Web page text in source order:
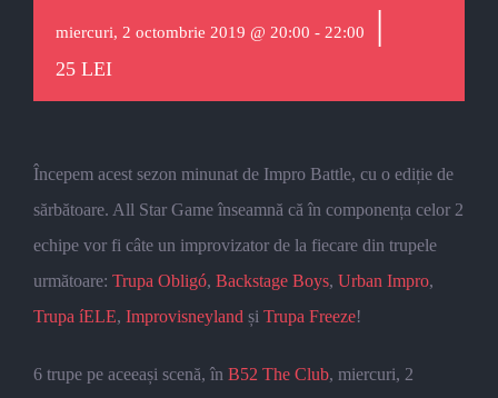
miercuri, 2 octombrie 2019 @ 20:00 - 22:00 |
25 LEI
Începem acest sezon minunat de Impro Battle, cu o ediție de
sărbătoare. All Star Game înseamnă că în componența celor 2
echipe vor fi câte un improvizator de la fiecare din trupele
următoare: Trupa Obligó, Backstage Boys, Urban Impro,
Trupa íELE, Improvisneyland și Trupa Freeze!
6 trupe pe aceeași scenă, în B52 The Club, miercuri, 2